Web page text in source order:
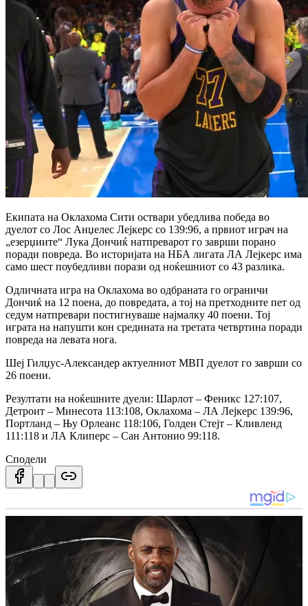
Екипата на Оклахома Сити оствари убедлива победа во
дуелот со Лос Анџелес Лејкерс со 139:96, а првиот играч на
„езерџиите“ Лука Дончиќ натпреварот го заврши порано
поради повреда. Во историјата на НБА лигата ЛА Лејкерс има
само шест поубедливи порази од ноќешниот со 43 разлика.
Одличната игра на Оклахома во одбраната го ограничи
Дончиќ на 12 поена, до повредата, а тој на претходните пет од
седум натпревари постигнуваше најмалку 40 поени. Тој
играта на напушти кон средината на третата четвртина поради
повреда на левата нога.
Шеј Гилџус-Александер актуелниот МВП дуелот го заврши со
26 поени.
Резултати на ноќешните дуели: Шарлот – Феникс 127:107,
Детроит – Минесота 113:108, Оклахома – ЛА Лејкерс 139:96,
Портланд – Њу Орлеанс 118:106, Голден Стејт – Кливленд
111:118 и ЛА Клиперс – Сан Антонио 99:118.
Сподели